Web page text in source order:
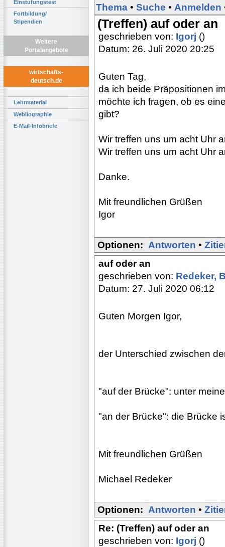
Einstufungstest
Fortbildung/
Stipendien
Weitere
Portalangebote
wirtschafts-
deutsch.de
Lehrmaterial
Webliographie
E-Mail-Infobriefe
Thema • Suche • Anmelden
(Treffen) auf oder an
geschrieben von: Igorj ()
Datum: 26. Juli 2020 20:25
Guten Tag,
da ich beide Präpositionen
möchte ich fragen, ob es
gibt?
Wir treffen uns um acht Uhr
Wir treffen uns um acht Uhr
Danke.
Mit freundlichen Grüßen
Igor
Optionen: Antworten •
auf oder an
geschrieben von: Redeker,
Datum: 27. Juli 2020 06:12
Guten Morgen Igor,
der Unterschied zwischen
"auf der Brücke": unter
"an der Brücke": die Brücke
Mit freundlichen Grüßen
Michael Redeker
Optionen: Antworten •
Re: (Treffen) auf oder an
geschrieben von: Igorj ()